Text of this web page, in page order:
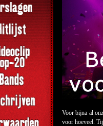
Voor bijna al
voor hoeveel.